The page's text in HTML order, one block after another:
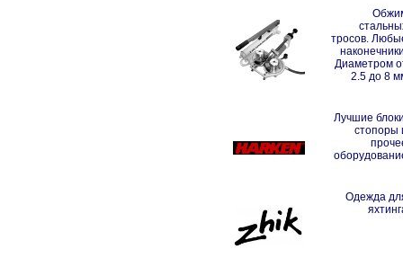
тросов.
Диаметром
2.5 до 8
Лучшие
стопоры
Одежда